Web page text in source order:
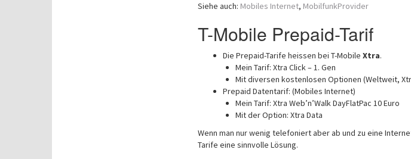
Siehe auch: Mobiles Internet, MobilfunkProvider
T-Mobile Prepaid-Tarif
Die Prepaid-Tarife heissen bei T-Mobile Xtra.
Mein Tarif: Xtra Click – 1. Gen
Mit diversen kostenlosen Optionen (Weltweit,
Prepaid Datentarif: (Mobiles Internet)
Mein Tarif: Xtra Web’n’Walk DayFlatPac 10 Euro
Mit der Option: Xtra Data
Wenn man nur wenig telefoniert aber ab und zu eine
Tarife eine sinnvolle Lösung.